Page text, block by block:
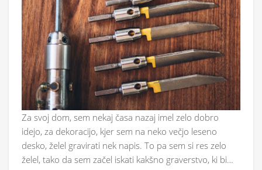
Za svoj dom, sem nekaj časa nazaj imel zelo dobro
idejo, za dekoracijo, kjer sem na neko večjo leseno
desko, želel gravirati nek napis. To pa sem si res zelo
želel, tako da sem začel iskati kakšno graverstvo, ki bi…